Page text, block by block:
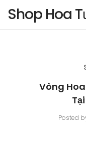
Shop Hoa
Vòng
Posted